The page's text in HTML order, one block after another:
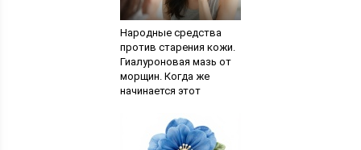
Народные средства
против старения кожи.
Гиалуроновая мазь от
морщин. Когда же
начинается этот